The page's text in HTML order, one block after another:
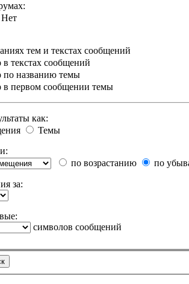
Нет
тем и текстах сообщений
в текстах сообщений
по названию темы
в первом сообщении темы
как:
Темы
по возрастанию
по
за:
символов сообщений